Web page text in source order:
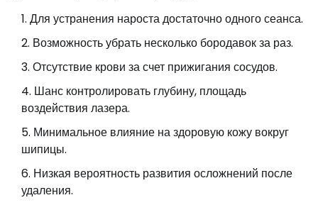
Для устранения нароста достаточно одного сеанса.
Возможность убрать несколько бородавок за раз.
Отсутствие крови за счет прижигания сосудов.
Шанс контролировать глубину, площадь
воздействия лазера.
Минимальное влияние на здоровую кожу вокруг
шипицы.
Низкая вероятность развития осложнений после
удаления.